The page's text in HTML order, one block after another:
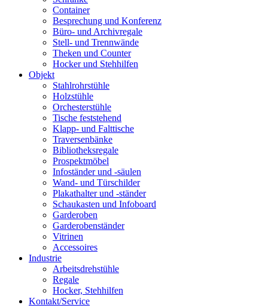
Container
Besprechung und Konferenz
Büro- und Archivregale
Stell- und Trennwände
Theken und Counter
Hocker und Stehhilfen
Objekt
Stahlrohrstühle
Holzstühle
Orchesterstühle
Tische feststehend
Klapp- und Falttische
Traversenbänke
Bibliotheksregale
Prospektmöbel
Infoständer und -säulen
Wand- und Türschilder
Plakathalter und -ständer
Schaukasten und Infoboard
Garderoben
Garderobenständer
Vitrinen
Accessoires
Industrie
Arbeitsdrehstühle
Regale
Hocker, Stehhilfen
Kontakt/Service